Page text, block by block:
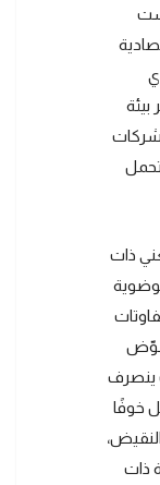
ذات
تقوّض
ينصرف
خوفًا
ذات